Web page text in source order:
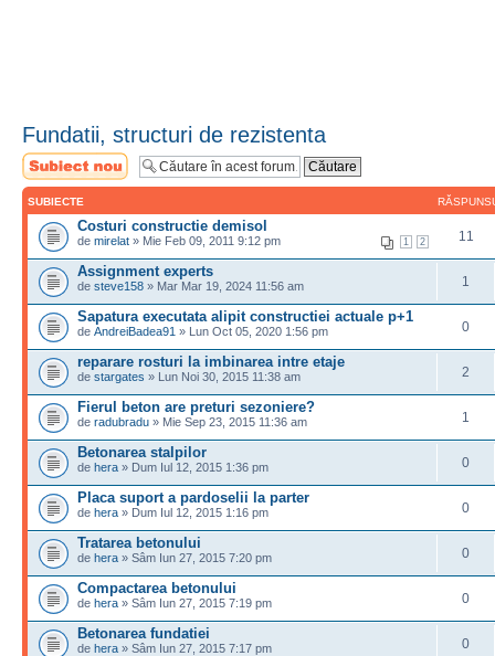
Fundatii, structuri de rezistenta
Scrie un subiect
nou
SUBIECTE
Costuri constructie demisol
1 2
de mirelat » Mie Feb 09, 2011 9:12 pm 11
Assignment experts
de steve158 » Mar Mar 19, 2024 11:56 am 1
Sapatura executata alipit constructiei actuale p+1
de AndreiBadea91 » Lun Oct 05, 2020 1:56 pm 0
reparare rosturi la imbinarea intre etaje
de stargates » Lun Noi 30, 2015 11:38 am 2
Fierul beton are preturi sezoniere?
de radubradu » Mie Sep 23, 2015 11:36 am 1
Betonarea stalpilor
de hera » Dum Iul 12, 2015 1:36 pm 0
Placa suport a pardoselii la parter
de hera » Dum Iul 12, 2015 1:16 pm 0
Tratarea betonului
de hera » Sâm Iun 27, 2015 7:20 pm 0
Compactarea betonului
de hera » Sâm Iun 27, 2015 7:19 pm 0
Betonarea fundatiei
de hera » Sâm Iun 27, 2015 7:17 pm 0